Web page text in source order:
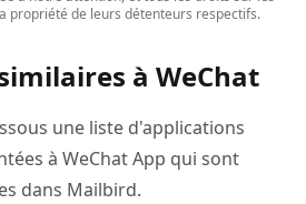
propriété de leurs détenteurs respectifs.
à WeChat
une liste d'applications
à WeChat App qui sont
dans Mailbird.